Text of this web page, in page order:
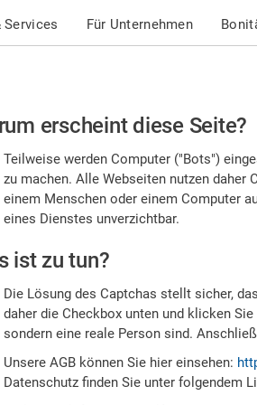
Services Für Unternehmen
erscheint diese Seite?
Teilweise werden Computer ("Bots")
zu machen. Alle Webseiten nutzen daher
einem Menschen oder einem Computer
eines Dienstes unverzichtbar.
ist zu tun?
Die Lösung des Captchas stellt sicher,
daher die Checkbox unten und klicken
sondern eine reale Person sind.
Unsere AGB können Sie hier einsehen:
Datenschutz finden Sie unter folgendem